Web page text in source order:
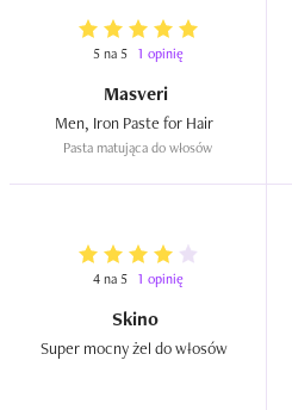
5 na 5 1 opinię
Masveri
Pasta matująca do włosów
4 na 5 1 opinię
Skino